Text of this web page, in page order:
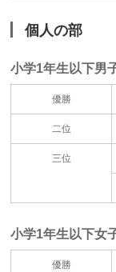
個人の部
小学1年生以下男
優勝
二位
三位
小学1年生以下女
優勝